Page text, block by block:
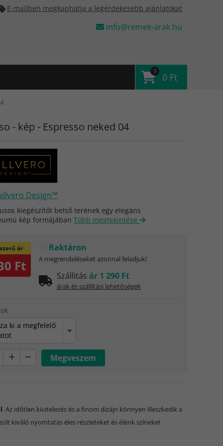
E-mailben megkaphatja a legérdekesebb ajánlatokat
info@remek-arak.hu
0
0 Ft
- kép - Espresso neked 04
Design™
kiegészítőt belső terének egy elegáns
kép formájában Több megtekintése
ár
Ft
Raktáron
A megrendeléseket azonnal feladjuk!
Szállitás ár 1 290 Ft
árak és szállítási lehetőségek
ki a megfelelő
. Az időtlen kivitelezés és a finom dizájn könnyen illeszkedik a
kiváló nyomtatás éles részleteket és élénk színeket